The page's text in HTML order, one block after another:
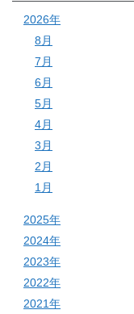
2026年
8月
7月
6月
5月
4月
3月
2月
1月
2025年
2024年
2023年
2022年
2021年